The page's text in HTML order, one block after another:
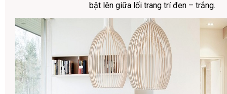
bật lên giữa lối trang trí đen – trắng.